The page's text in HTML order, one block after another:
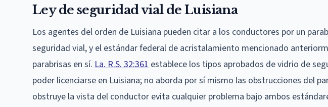
Ley de seguridad vial de Luisiana
Los agentes del orden de Luisiana pueden citar a los conductores por un
seguridad vial, y el estándar federal de acristalamiento mencionado
parabrisas en sí. La. R.S. 32:361 establece los tipos aprobados de vidrio de
poder licenciarse en Luisiana; no aborda por sí mismo las obstrucciones del
obstruye la vista del conductor evita cualquier problema bajo ambos